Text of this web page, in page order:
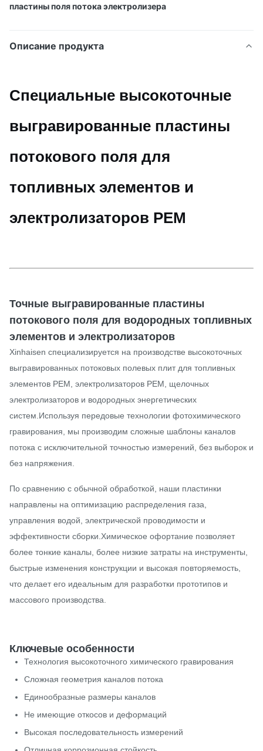
пластины поля потока электролизера
Описание продукта
Специальные высокоточные
выгравированные пластины
потокового поля для
топливных элементов и
электролизаторов PEM
Точные выгравированные пластины
потокового поля для водородных топливных
элементов и электролизаторов
Xinhaisen специализируется на производстве высокоточных
выгравированных потоковых полевых плит для топливных
элементов PEM, электролизаторов PEM, щелочных
электролизаторов и водородных энергетических
систем.Используя передовые технологии фотохимического
гравирования, мы производим сложные шаблоны каналов
потока с исключительной точностью измерений, без выборок и
без напряжения.
По сравнению с обычной обработкой, наши пластинки
направлены на оптимизацию распределения газа,
управления водой, электрической проводимости и
эффективности сборки.Химическое офортание позволяет
более тонкие каналы, более низкие затраты на инструменты,
быстрые изменения конструкции и высокая повторяемость,
что делает его идеальным для разработки прототипов и
массового производства.
Ключевые особенности
Технология высокоточного химического гравирования
Сложная геометрия каналов потока
Единообразные размеры каналов
Не имеющие откосов и деформаций
Высокая последовательность измерений